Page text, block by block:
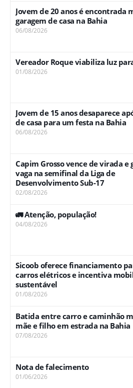
Jovem de 20 anos é encontrada
garagem de casa na Bahia
06/08/2026
Vereador Roque viabiliza luz
01/08/2026
Jovem de 15 anos desaparece
de casa para um festa na Bahia
06/08/2026
Capim Grosso vence de virada e
vaga na semifinal da Liga de
Desenvolvimento Sub-17
02/08/2026
🚛 Atenção, população!
04/08/2026
Sicoob oferece financiamento
carros elétricos e incentiva
sustentável
01/08/2026
Batida entre carro e caminhão
mãe e filho em estrada na Bahia
07/08/2026
Nota de falecimento
01/06/2026